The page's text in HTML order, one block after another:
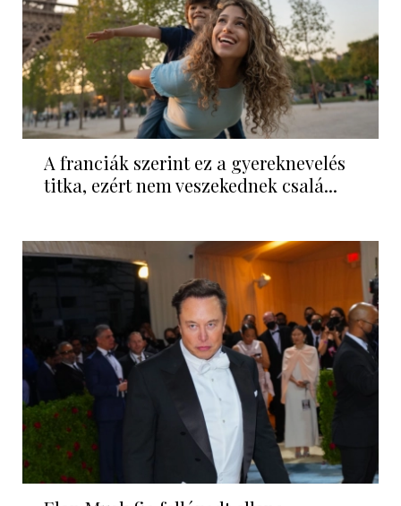
A franciák szerint ez a gyereknevelés
titka, ezért nem veszekednek csalá...